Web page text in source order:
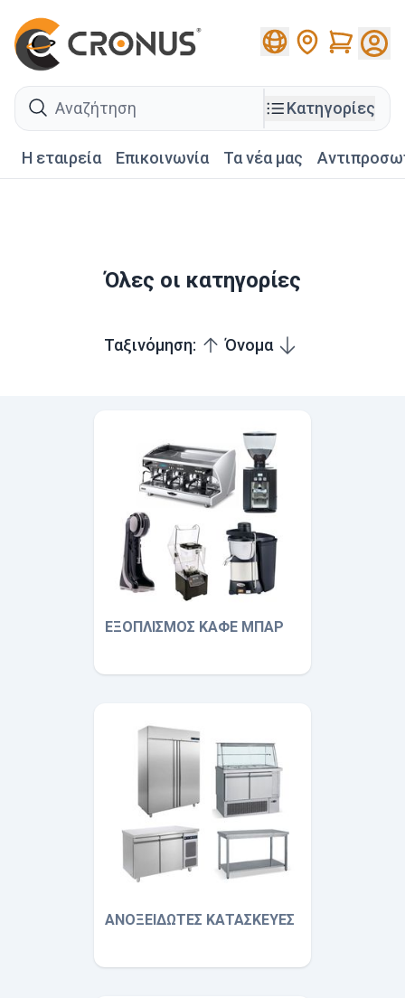
Cart
search
Κατηγορίες
Η εταιρεία Επικοινωνία Τα νέα μας
Όλες οι κατηγορίες
Ταξινόμηση: Όνομα
ΕΞΟΠΛΙΣΜΟΣ ΚΑΦΕ ΜΠΑΡ
ΑΝΟΞΕΙΔΩΤΕΣ ΚΑΤΑΣΚΕΥΕΣ